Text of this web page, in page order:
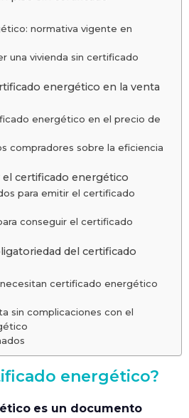
normativa vigente en
una vivienda sin certificado
energético en la venta
energético en el precio de
compradores sobre la eficiencia
certificado energético
para emitir el certificado
conseguir el certificado
del certificado
certificado energético
sin complicaciones con el
energético?
es un documento